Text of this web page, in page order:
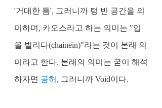
'거대한 틈', 그러니까 텅 빈 공간을 의
미하며, 카오스라고 하는 의미는 "입
을 벌리다(chainein)"라는 것이 본래 의
미라고 한다. 본래의 의미는 굳이 해석
하자면 공허 , 그러니까 Void이다.